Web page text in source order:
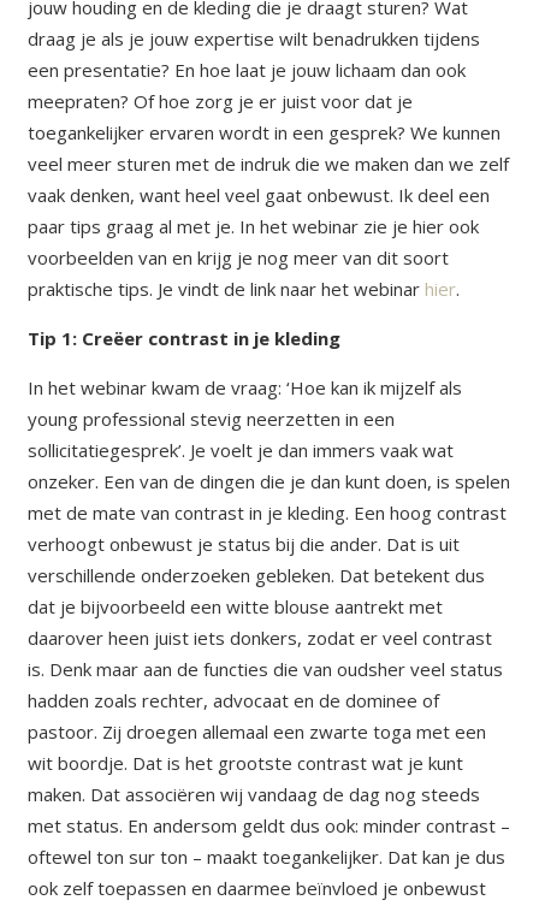
jouw houding en de kleding die je draagt sturen? Wat
draag je als je jouw expertise wilt benadrukken tijdens
een presentatie? En hoe laat je jouw lichaam dan ook
meepraten? Of hoe zorg je er juist voor dat je
toegankelijker ervaren wordt in een gesprek? We kunnen
veel meer sturen met de indruk die we maken dan we zelf
vaak denken, want heel veel gaat onbewust. Ik deel een
paar tips graag al met je. In het webinar zie je hier ook
voorbeelden van en krijg je nog meer van dit soort
praktische tips. Je vindt de link naar het webinar hier.
Tip 1: Creëer contrast in je kleding
In het webinar kwam de vraag: ‘Hoe kan ik mijzelf als
young professional stevig neerzetten in een
sollicitatiegesprek’. Je voelt je dan immers vaak wat
onzeker. Een van de dingen die je dan kunt doen, is spelen
met de mate van contrast in je kleding. Een hoog contrast
verhoogt onbewust je status bij die ander. Dat is uit
verschillende onderzoeken gebleken. Dat betekent dus
dat je bijvoorbeeld een witte blouse aantrekt met
daarover heen juist iets donkers, zodat er veel contrast
is. Denk maar aan de functies die van oudsher veel status
hadden zoals rechter, advocaat en de dominee of
pastoor. Zij droegen allemaal een zwarte toga met een
wit boordje. Dat is het grootste contrast wat je kunt
maken. Dat associëren wij vandaag de dag nog steeds
met status. En andersom geldt dus ook: minder contrast –
oftewel ton sur ton – maakt toegankelijker. Dat kan je dus
ook zelf toepassen en daarmee beïnvloed je onbewust